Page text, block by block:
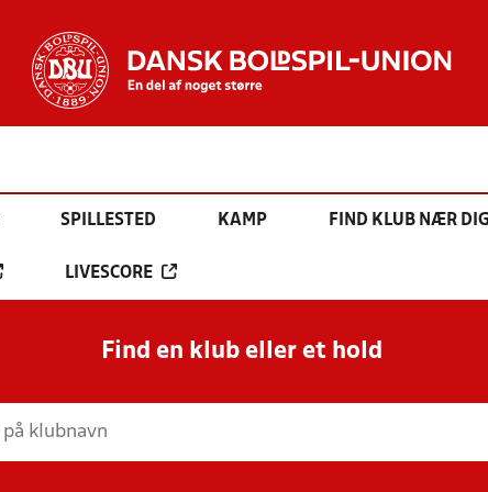
SPILLESTED KAMP FIND KLUB NÆR
LIVESCORE
Find en klub eller et hold